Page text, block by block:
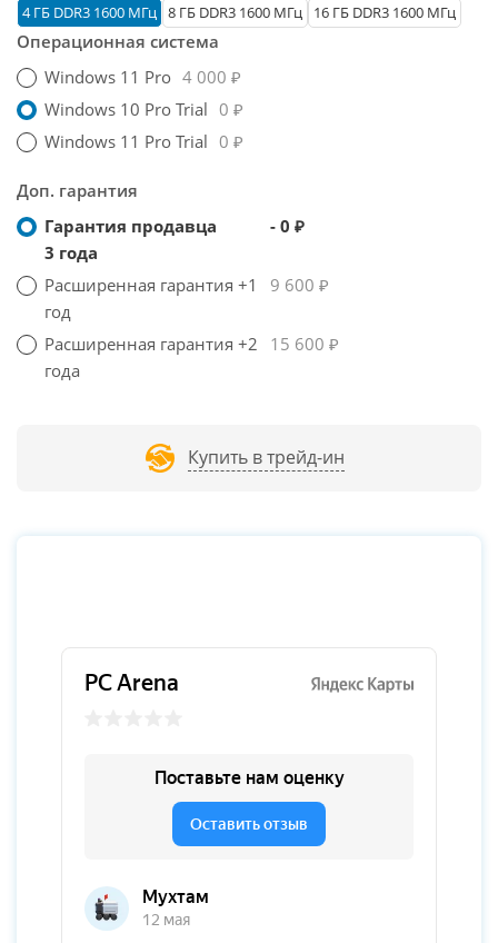
4 ГБ DDR3 1600 МГц 8 ГБ DDR3 1600 МГц 16 ГБ DDR3 1600 МГц
Операционная система
Windows 11 Pro 4 000 ₽
Windows 10 Pro Trial 0 ₽
Windows 11 Pro Trial 0 ₽
Доп. гарантия
Гарантия продавца
3 года
- 0 ₽
Расширенная гарантия +1
год
9 600 ₽
Расширенная гарантия +2
года
15 600 ₽
Купить в трейд-ин